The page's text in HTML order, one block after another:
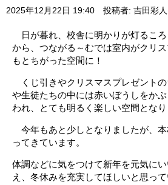
2025年12月22日 19:40 投稿者: 吉田彩人
日が暮れ、校舎に明かりが灯るころ
から、つながる～むでは室内がクリ
もとちがった空間に！
くじ引きやクリスマスプレゼントの
や生徒たちの中には赤いぼうしをか
われ、とても明るく楽しい空間となり
今年もあと少しとなりましたが、
ってきています。
体調などに気をつけて新年を元気に
え、冬休みを充実してほしいと思って